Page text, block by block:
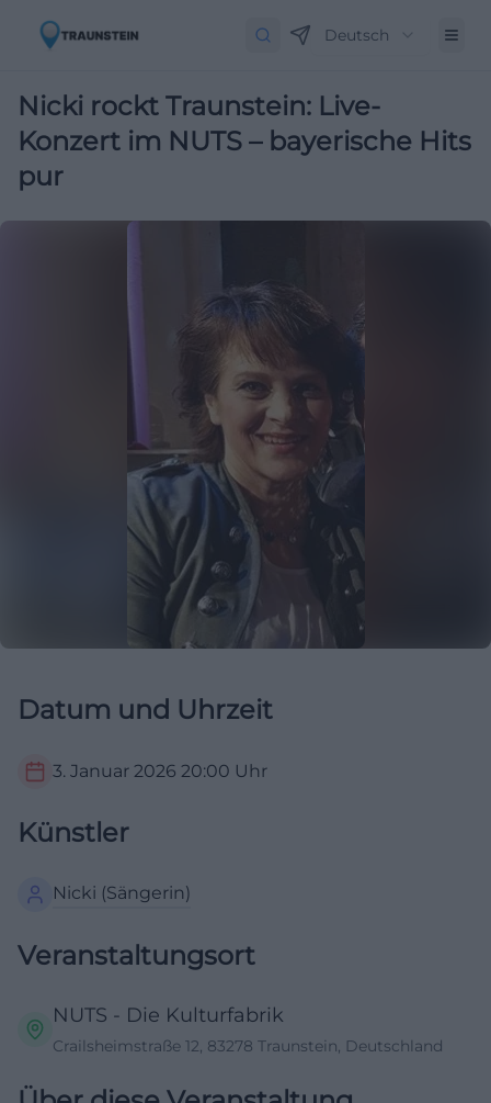
Deutsch
Nicki rockt Traunstein: Live-
Konzert im NUTS – bayerische Hits
pur
Datum und Uhrzeit
3. Januar 2026 20:00 Uhr
Künstler
Nicki (Sängerin)
Veranstaltungsort
NUTS - Die Kulturfabrik
Crailsheimstraße 12, 83278 Traunstein, Deutschland